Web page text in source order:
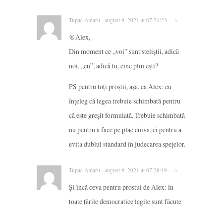
Tupac Amaru · august 9, 2021 at 07:21:23 · →
@Alex,
Din moment ce „voi” sunt steliștii, adică
noi, „eu”, adică tu, cine plm ești?
PS pentru toți proștii, așa, ca Alex: eu
înțeleg că legea trebuie schimbată pentru
că este greșit formulată. Trebuie schimbată
nu pentru a face pe plac cuiva, ci pentru a
evita dublul standard în judecarea spețelor.
Tupac Amaru · august 9, 2021 at 07:28:19 · →
Și încă ceva pentru prostul de Alex: în
toate țările democratice legile sunt făcute